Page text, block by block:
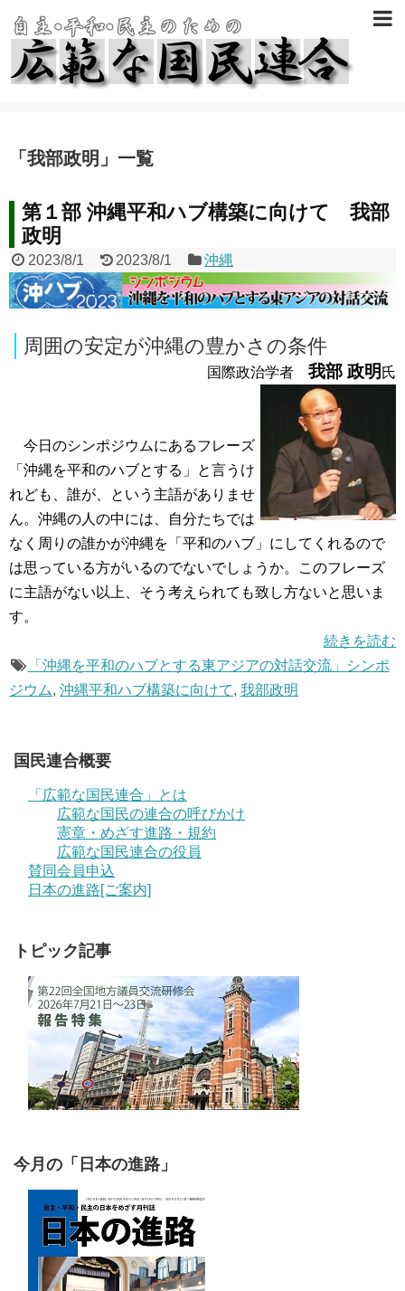
「 我部政明 」 一覧
第１部 沖縄平和ハブ構築に向けて 我部
政明
2023/8/1 2023/8/1 沖縄
周囲の安定が沖縄の豊かさの条件
国際政治学者 我部 政明 氏
今日のシンポジウムにあるフレーズ
「沖縄を平和のハブとする」と言うけ
れども、誰が、という主語がありませ
ん。沖縄の人の中には、自分たちでは
なく周りの誰かが沖縄を「平和のハブ」にしてくれるので
は思っている方がいるのでないでしょうか。このフレーズ
に主語がない以上、そう考えられても致し方ないと思いま
す。
続きを読む
「沖縄を平和のハブとする東アジアの対話交流」シンポ
ジウム, 沖縄平和ハブ構築に向けて, 我部政明
国民連合概要
「広範な国民連合」とは
広範な国民の連合の呼びかけ
憲章・めざす進路・規約
広範な国民連合の役員
賛同会員申込
日本の進路[ご案内]
トピック記事
今月の「日本の進路」